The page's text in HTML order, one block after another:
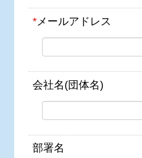
*メールアドレス
会社名(団体名)
部署名